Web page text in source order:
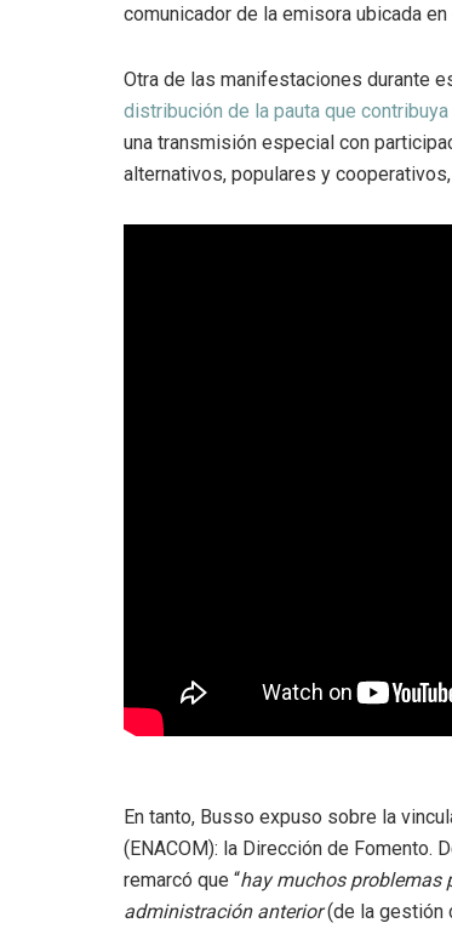
comunicador de la emisora ubicada
Otra de las manifestaciones durante
distribución de la pauta que
una transmisión especial con
alternativos, populares y
En tanto, Busso expuso sobre la
(ENACOM): la Dirección de Fomento.
remarcó que “hay muchos problemas
administración anterior(de la gestión